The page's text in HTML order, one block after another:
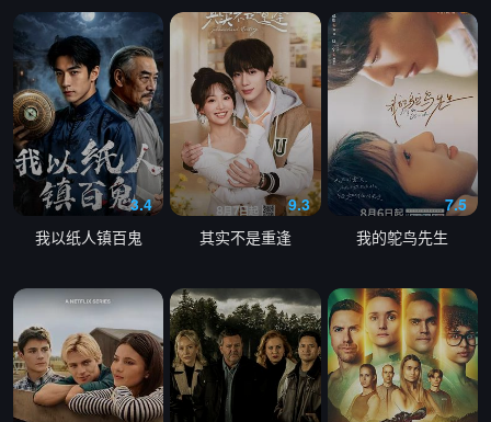
第17集 第18集
第19集 第20集
3.4
我以纸人镇百鬼
9.3
其实不是重逢
7.5
我的鸵鸟先生